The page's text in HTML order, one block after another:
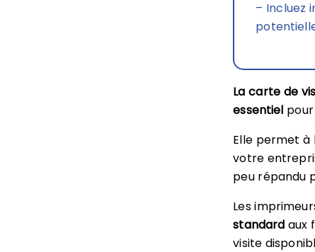
– Incluez
La carte de
essentiel
Elle permet à
votre
peu répandu
Les
standard aux
visite